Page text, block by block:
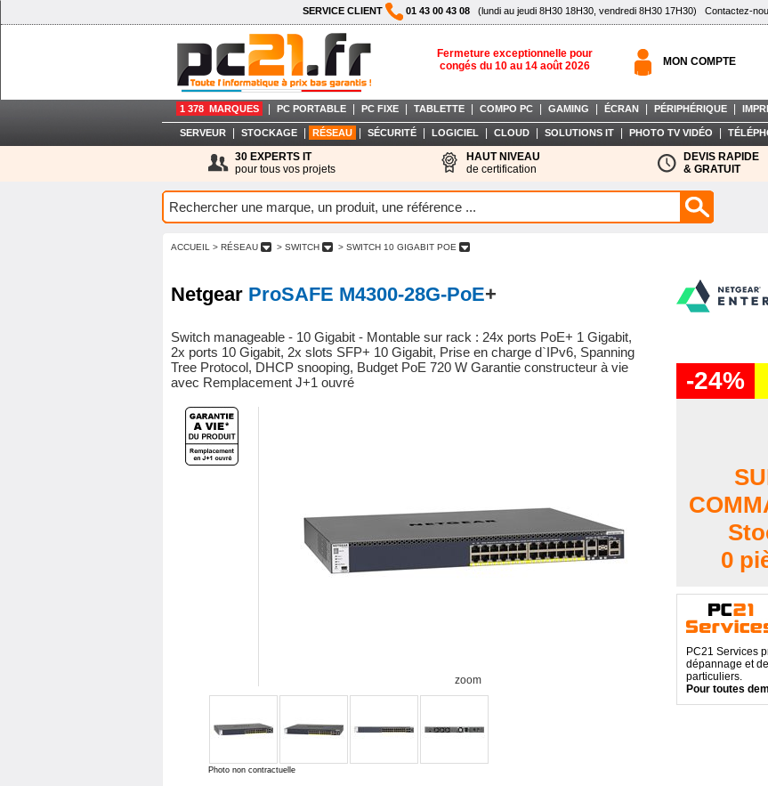
SERVICE CLIENT 01 43 00 43 08 (lundi au jeudi 8H30 18H30, vendredi 8H30 17H30) Contactez-
Fermeture exceptionnelle pour
congés du 10 au 14 août 2026
MON COMPTE
1 378 MARQUES PC PORTABLE PC FIXE TABLETTE COMPO PC GAMING ÉCRAN PÉRIPHÉRIQUE
SERVEUR STOCKAGE RÉSEAU SÉCURITÉ LOGICIEL CLOUD SOLUTIONS IT PHOTO TV VIDÉO
30 EXPERTS IT
pour tous vos projets
HAUT NIVEAU
de certification
DEVIS RAPIDE
& GRATUIT
ACCUEIL > RÉSEAU > SWITCH > SWITCH 10 GIGABIT POE
Netgear ProSAFE M4300-28G-PoE+
Switch manageable - 10 Gigabit - Montable sur rack : 24x ports PoE+ 1 Gigabit,
2x ports 10 Gigabit, 2x slots SFP+ 10 Gigabit, Prise en charge d`IPv6, Spanning
Tree Protocol, DHCP snooping, Budget PoE 720 W Garantie constructeur à vie
avec Remplacement J+1 ouvré
zoom
Photo non contractuelle
-24%
0
PC21 Services
dépannage et
particuliers.
Pour toutes